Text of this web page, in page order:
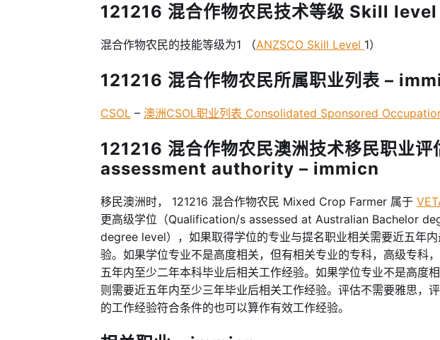
121216 混合作物农民技术等级 Skill
混合作物农民的技能等级为1 （ANZSCO Skill Level 1）
121216 混合作物农民所属职业列表 –
CSOL – 澳洲CSOL职业列表 Consolidated Sponsored
121216 混合作物农民澳洲技术移民职业
assessment authority – immicn
移民澳洲时， 121216 混合作物农民 Mixed Crop Farmer 属于
更高级学位（Qualification/s assessed at Australian Bachelor
degree level），如果取得学位的专业与提名职业相关需要近五年
验。如果学位专业不是高度相关，但有相关专业的专科，高级专科
五年内至少二年本科毕业后相关工作经验。如果学位专业不是高度
则需要近五年内至少三年毕业后相关工作经验。评估不需要雅思，
的工作经验符合条件的也可以算作有效工作经验。